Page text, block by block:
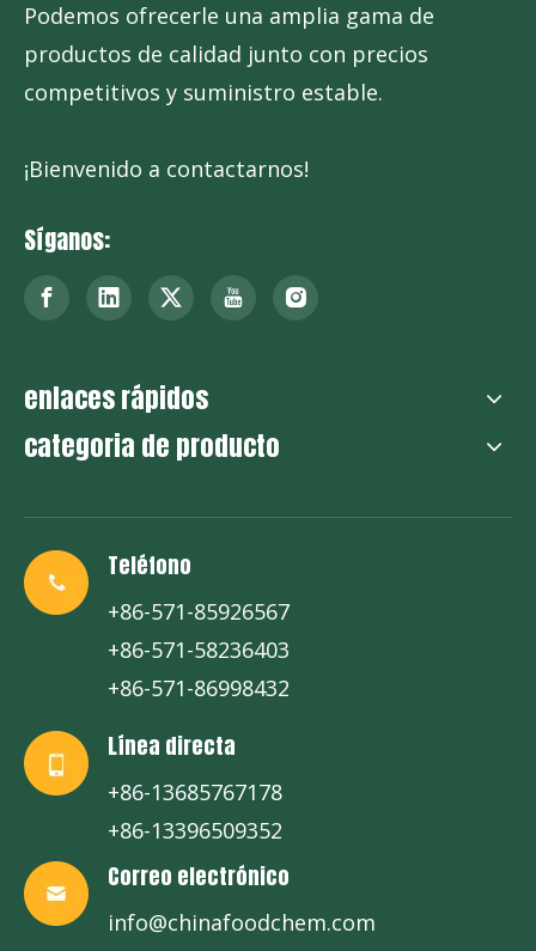
Podemos ofrecerle una amplia gama de
productos de calidad junto con precios
competitivos y suministro estable.
¡Bienvenido a contactarnos!
Síganos:
enlaces rápidos
categoria de producto
Teléfono
+86-571-85926567
+86-571-58236403
+86-571-86998432
Línea directa
+86-13685767178
+86-13396509352
Correo electrónico
info@chinafoodchem.com